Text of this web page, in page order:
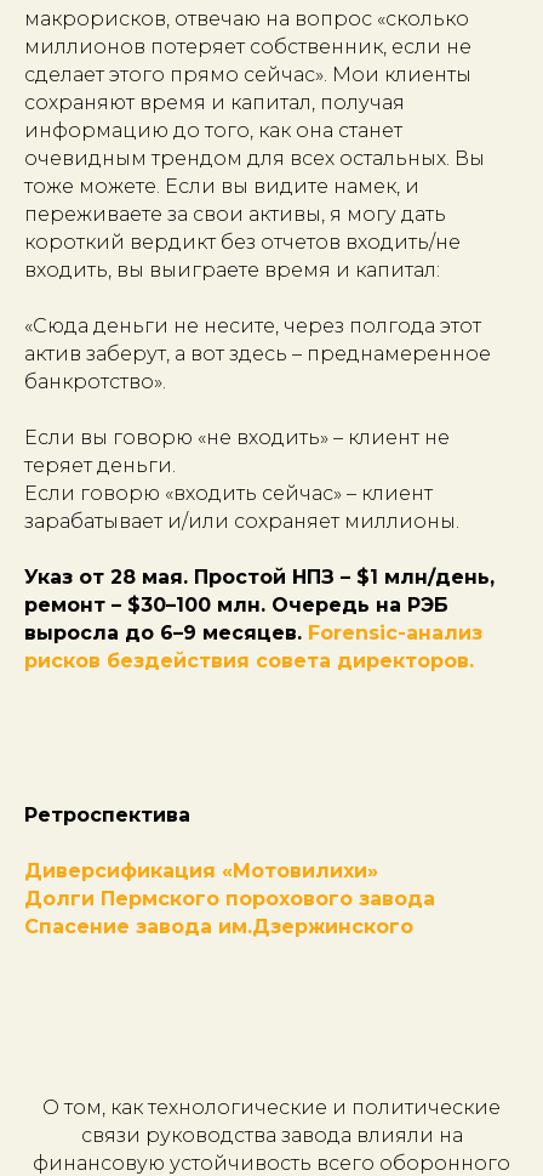
макрорисков, отвечаю на вопрос «сколько
миллионов потеряет собственник, если не
сделает этого прямо сейчас». Мои клиенты
сохраняют время и капитал, получая
информацию до того, как она станет
очевидным трендом для всех остальных. Вы
тоже можете. Если вы видите намек, и
переживаете за свои активы, я могу дать
короткий вердикт без отчетов входить/не
входить, вы выиграете время и капитал:
«Сюда деньги не несите, через полгода этот
актив заберут, а вот здесь – преднамеренное
банкротство».
Если вы говорю «не входить» – клиент не
теряет деньги.
Если говорю «входить сейчас» – клиент
зарабатывает и/или сохраняет миллионы.
Указ от 28 мая. Простой НПЗ – $1 млн/день,
ремонт – $30–100 млн. Очередь на РЭБ
выросла до 6–9 месяцев. Forensic-анализ
рисков бездействия совета директоров.
Ретроспектива
Диверсификация «Мотовилихи»
Долги Пермского порохового завода
Спасение завода им.Дзержинского
О том, как технологические и политические
связи руководства завода влияли на
финансовую устойчивость всего оборонного